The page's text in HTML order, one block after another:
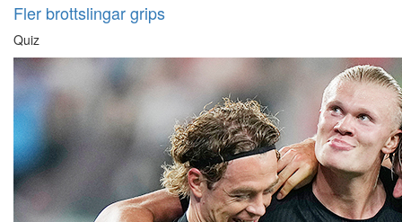
Fler brottslingar grips
Quiz